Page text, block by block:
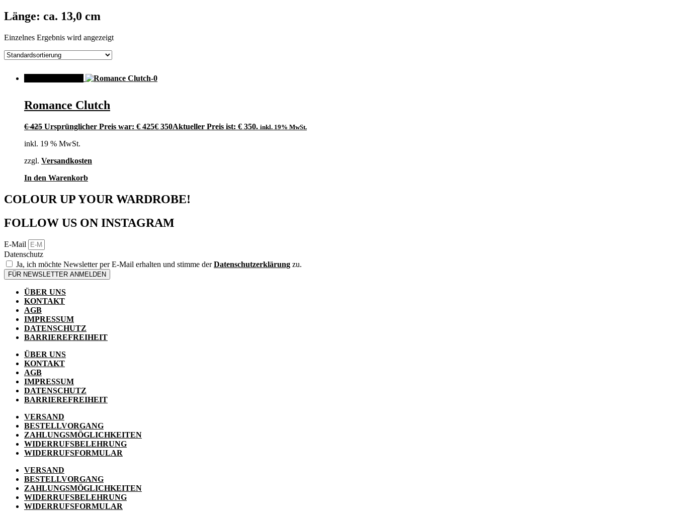
Länge: ca. 13,0 cm
Einzelnes Ergebnis wird angezeigt
Romance Clutch
€425 Ursprünglicher Preis war: € 425€ 350Aktueller Preis ist: € 350. inkl. 19% MwSt.
inkl. 19 % MwSt.
zzgl. Versandkosten
In den Warenkorb
COLOUR UP YOUR WARDROBE!
FOLLOW US ON INSTAGRAM
E-Mail
Datenschutz
Ja, ich möchte Newsletter per E-Mail erhalten und stimme derDatenschutzerklärung zu.
FÜR NEWSLETTER ANMELDEN
ÜBER UNS
KONTAKT
AGB
IMPRESSUM
DATENSCHUTZ
BARRIEREFREIHEIT
ÜBER UNS
KONTAKT
AGB
IMPRESSUM
DATENSCHUTZ
BARRIEREFREIHEIT
VERSAND
BESTELLVORGANG
ZAHLUNGSMÖGLICHKEITEN
WIDERRUFSBELEHRUNG
WIDERRUFSFORMULAR
VERSAND
BESTELLVORGANG
ZAHLUNGSMÖGLICHKEITEN
WIDERRUFSBELEHRUNG
WIDERRUFSFORMULAR